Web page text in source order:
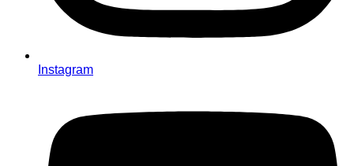
Instagram